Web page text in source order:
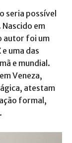
seria possível
em
autor foi um
uma das
e mundial.
Veneza,
atestam
formal,